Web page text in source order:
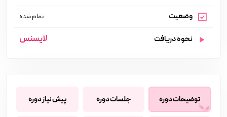
توضیحات دوره جلسات دوره پیش نیاز دوره
وضعیت تمام شده
نحوه دریافت لایسنس